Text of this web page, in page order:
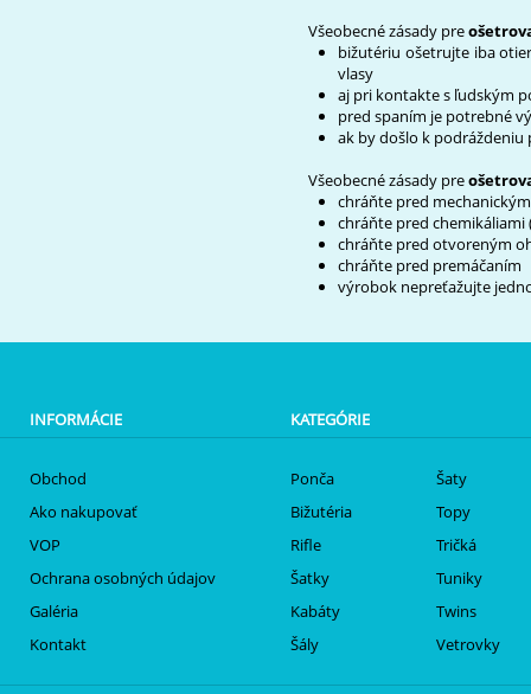
Všeobecné zásady pre
bižutériu ošetrujte iba
vlasy
aj pri kontakte s ľudským
pred spaním je potrebné
ak by došlo k podráždeniu
Všeobecné zásady pre
chráňte pred
chráňte pred
chráňte pred otvoreným
chráňte pred premáčaním
výrobok nepreťažujte
INFORMÁCIE
Obchod
Ako nakupovať
VOP
Ochrana osobných údajov
Galéria
Kontakt
KATEGÓRIE
Ponča
Bižutéria
Rifle
Šatky
Kabáty
Šály
Šaty
Topy
Tričká
Tuniky
Twins
Vetrovky